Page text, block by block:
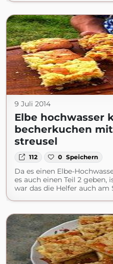
9 Juli 2014
Elbe hochwasser
becherkuchen
streusel
112 0 Speichern
Da es einen Elbe-
es auch einen Teil 2 geben,
war das die Helfer auch am